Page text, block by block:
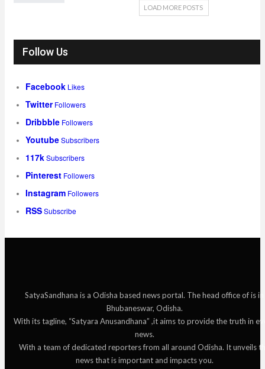
LOAD MORE POSTS
Follow Us
Facebook Likes
Twitter Followers
Dribbble Followers
YoutubeSubscribers
117kSubscribers
Pinterest Followers
Instagram Followers
RSSSubscribe
SatyaSandhana is a Odisha based news portal. The head office of is in
Bhubaneswar, Odisha.
With its tagline, “Satyara Anusandhana” ,it aims to provide the truth in
news.
With a team of dedicated reporters from all around Odisha. It unveils
news that is important and impacts you.